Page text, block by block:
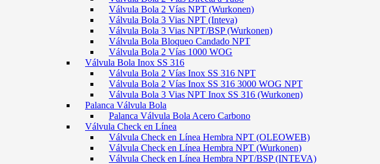
Válvula Bola 2 Vías NPT (Wurkonen)
Válvula Bola 3 Vias NPT (Inteva)
Válvula Bola 3 Vias NPT/BSP (Wurkonen)
Válvula Bola Bloqueo Candado NPT
Válvula Bola 2 Vías 1000 WOG
Válvula Bola Inox SS 316
Válvula Bola 2 Vías Inox SS 316 NPT
Válvula Bola 2 Vías Inox SS 316 3000 WOG NPT
Válvula Bola 3 Vias NPT Inox SS 316 (Wurkonen)
Palanca Válvula Bola
Palanca Válvula Bola Acero Carbono
Válvula Check en Línea
Válvula Check en Línea Hembra NPT (OLEOWEB)
Válvula Check en Línea Hembra NPT (Wurkonen)
Válvula Check en Línea Hembra NPT/BSP (INTEVA)